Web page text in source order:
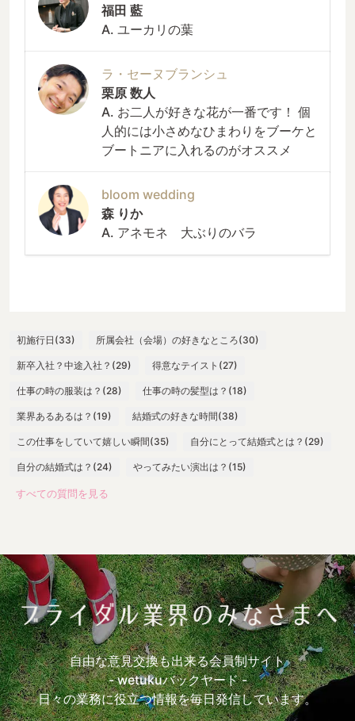
福田 藍
A. ユーカリの葉
ラ・セーヌブランシュ
栗原 数人
A. お二人が好きな花が一番です！ 個
人的には小さめなひまわりをブーケと
ブートニアに入れるのがオススメ
bloom wedding
森 りか
A. アネモネ 大ぶりのバラ
初施行日(33) 所属会社（会場）の好きなところ(30)
新卒入社？中途入社？(29) 得意なテイスト(27)
仕事の時の服装は？(28) 仕事の時の髪型は？(18)
業界あるあるは？(19) 結婚式の好きな時間(38)
この仕事をしていて嬉しい瞬間(35) 自分にとって結婚式とは？(29)
自分の結婚式は？(24) やってみたい演出は？(15)
すべての質問を見る
よく身につけているスカーフの色(10) 打ち合わせ必須アイテム(24)
参考にしているウエディングサイト(11)
参考にしているウエディング本(13) おすすめロケ場所(17)
おすすめ前撮アイテム(7) おすすめ披露宴入場曲(4)
おすすめ乾杯曲(3) おすすめケーキカットBGM(1)
おすすめ手紙シーンBGM(5) おすすめ退場曲(1)
おすすめ挙式演出(8) おすすめ披露宴演出(7)
自由な意見交換も出来る会員制サイト
- wetukuバックヤード -
日々の業務に役立つ情報を毎日発信しています。